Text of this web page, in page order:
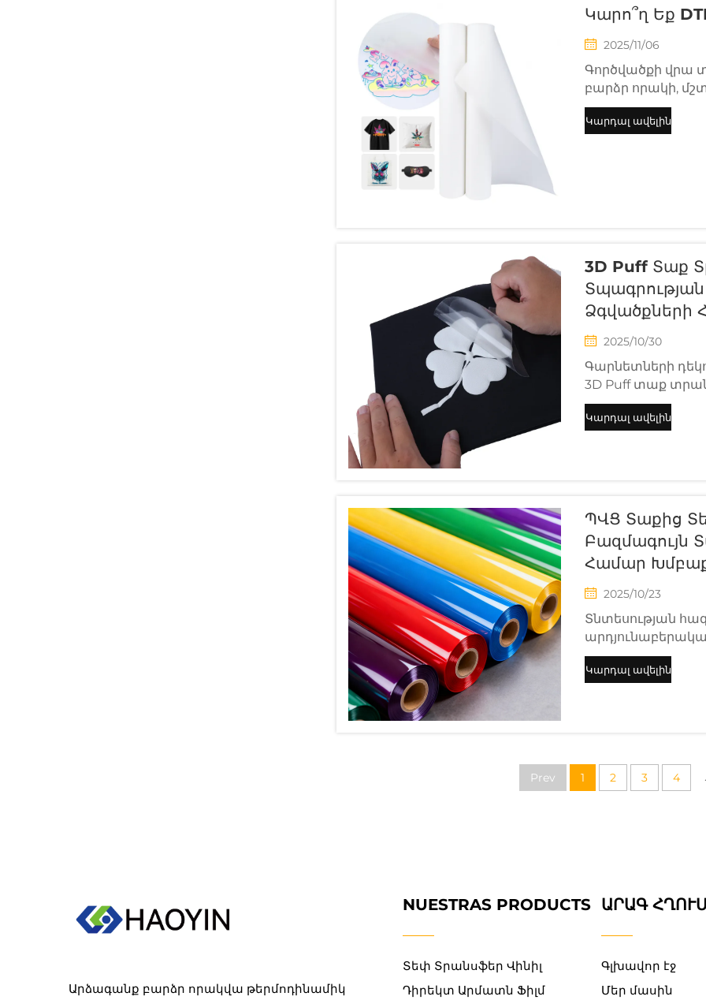
Կարո՞ղ Եք
2025/11/06
Գործվածքի վրա
բարձր որակի,
ամենահայտնի
կենդանի
Կարդալ ավելին
3D Puff Տաք
Ձգվածքների
2025/10/30
Գարնետների
3D Puff տաք
ընտրություն
փնտրում են
Կարդալ ավելին
ՊՎՑ Տաքից
Բազմագույն
Համար
2025/10/23
Տնտեսության
նյութերի
Կարդալ ավելին
Prev 1 2 3 4
Արձագանք բարձր որակվա թերմոդինամիկ
NUESTRAS PRODUCTS
Տեփ Տրանսֆեր Վինիլ
Դիրեկտ Արմատն Ֆիլմ
ԱՐԱԳ
Գլխավոր էջ
Մեր մասին